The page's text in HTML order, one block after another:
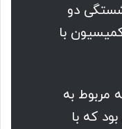
دو
با
بودجه مربوط به
به ۳۲ سال بود که با